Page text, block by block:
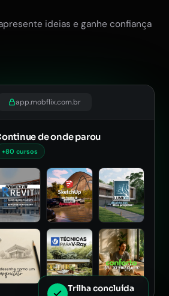
ideias e ganhe confiança
app.mobflix.com.br
de onde parou
+80 cursos
Trilha concluída